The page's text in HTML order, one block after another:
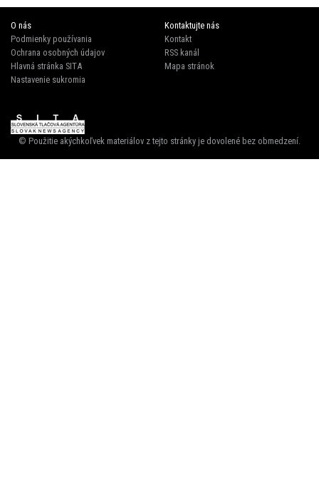
O nás
Podmienky používania
Ochrana osobných údajov
Hlavná stránka SITA
Nastavenie sukromia
Kontaktujte nás
Kontakt
RSS kanál
Mapa stránok
© Použitie akýchkoľvek materiálov z tejto stránky je dovolené bez obmedzení.